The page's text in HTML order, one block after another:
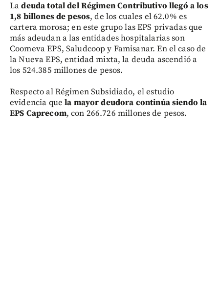
Ladeuda total del Régimen Contributivo llegó a los
1,8 billones de pesos, de los cuales el 62.0% es
cartera morosa; en este grupo las EPS privadas que
más adeudan a las entidades hospitalarias son
Coomeva EPS, Saludcoop y Famisanar. En el caso de
la Nueva EPS, entidad mixta, la deuda ascendió a
los 524.385 millones de pesos.
Respecto al Régimen Subsidiado, el estudio
evidencia quela mayor deudora continúa siendo la
EPS Caprecom, con 266.726 millones de pesos.